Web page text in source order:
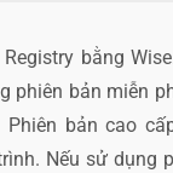
bằng
phiên bản miễn
bản cao
Nếu sử dụng